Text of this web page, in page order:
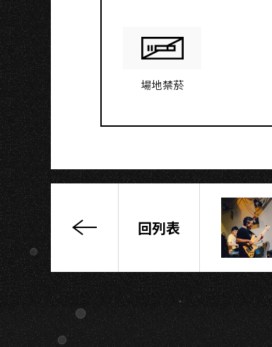
場地禁菸
Endtrocity
暴
行
終
止
回列表